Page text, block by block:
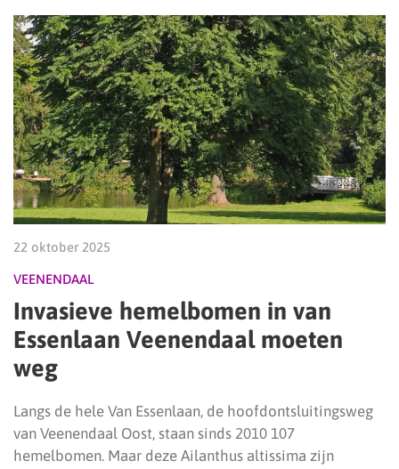
22 oktober 2025
VEENENDAAL
Invasieve hemelbomen in van
Essenlaan Veenendaal moeten
weg
Langs de hele Van Essenlaan, de hoofdontsluitingsweg
van Veenendaal Oost, staan sinds 2010 107
hemelbomen. Maar deze Ailanthus altissima zijn